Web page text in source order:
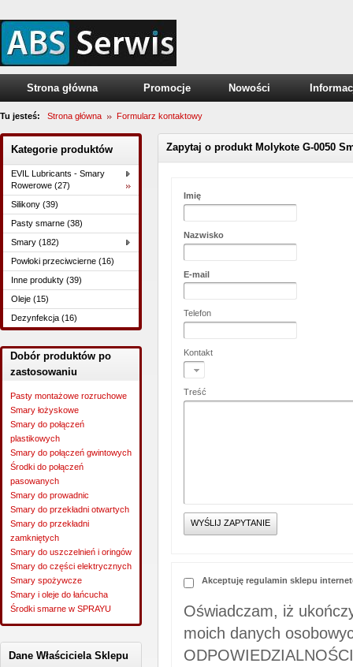
Strona główna Promocje Nowości
Tu jesteś: Strona główna Formularz kontaktowy
Kategorie produktów
EVIL Lubricants - Smary
Rowerowe (27)
Silikony (39)
Pasty smarne (38)
Smary (182)
Powłoki przeciwcierne (16)
Inne produkty (39)
Oleje (15)
Dezynfekcja (16)
Dobór produktów po
zastosowaniu
Pasty montażowe rozruchowe
Smary łożyskowe
Smary do połączeń
plastikowych
Smary do połączeń gwintowych
Środki do połączeń
pasowanych
Smary do prowadnic
Smary do przekładni otwartych
Smary do przekładni
zamkniętych
Smary do uszczelnień i oringów
Smary do części elektrycznych
Smary spożywcze
Smary i oleje do łańcucha
Środki smarne w SPRAYU
Dane Właściciela Sklepu
Zapytaj o produkt Molykote G-0050
Imię
Nazwisko
E-mail
Telefon
Kontakt
Treść
Akceptuję regulamin sklepu
Oświadczam, iż
moich danych